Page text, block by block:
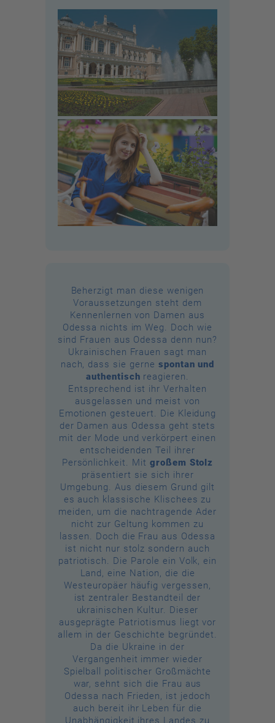
Beherzigt man diese wenigen
Voraussetzungen steht dem
Kennenlernen von Damen aus
Odessa nichts im Weg. Doch wie
sind Frauen aus Odessa denn nun?
Ukrainischen Frauen sagt man
nach, dass sie gerne spontan und
authentisch reagieren.
Entsprechend ist ihr Verhalten
ausgelassen und meist von
Emotionen gesteuert. Die Kleidung
der Damen aus Odessa geht stets
mit der Mode und verkörpert einen
entscheidenden Teil ihrer
Persönlichkeit. Mit großem Stolz
präsentiert sie sich ihrer
Umgebung. Aus diesem Grund gilt
es auch klassische Klischees zu
meiden, um die nachtragende Ader
nicht zur Geltung kommen zu
lassen. Doch die Frau aus Odessa
ist nicht nur stolz sondern auch
patriotisch. Die Parole ein Volk, ein
Land, eine Nation, die die
Westeuropäer häufig vergessen,
ist zentraler Bestandteil der
ukrainischen Kultur. Dieser
ausgeprägte Patriotismus liegt vor
allem in der Geschichte begründet.
Da die Ukraine in der
Vergangenheit immer wieder
Spielball politischer Großmächte
war, sehnt sich die Frau aus
Odessa nach Frieden, ist jedoch
auch bereit ihr Leben für die
Unabhängigkeit ihres Landes zu